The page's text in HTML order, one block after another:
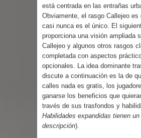
está centrada en las entrañas
Obviamente, el rasgo Callejeo
casi nunca es el único. El
proporciona una visión ampliada
Callejeo y algunos otros rasgos
completada con aspectos
opcionales. La idea dominante
discute a continuación es la de
calles nada es gratis, los
ganarse los beneficios que
través de sus trasfondos y
Habilidades expandidas tienen
descripción).